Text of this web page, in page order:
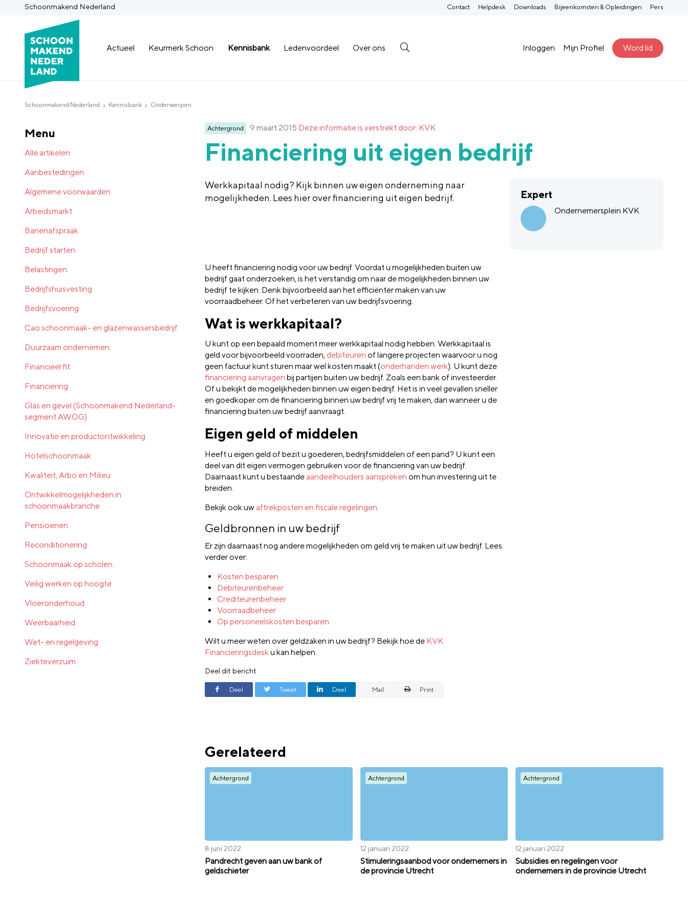
Schoonmakend Nederland
Actueel Keurmerk Schoon Kennisbank Ledenvoordeel Over ons Inloggen Mijn Profiel Word lid
Contact Helpdesk Downloads Bijeenkomsten & Opleidingen Pers
Schoonmakend Nederland Kennisbank Onderwerpen
Achtergrond 9 maart 2015 Deze informatie is verstrekt door: KVK
Financiering uit eigen bedrijf
Werkkapitaal nodig? Kijk binnen uw eigen onderneming naar
mogelijkheden. Lees hier over financiering uit eigen bedrijf.
Expert
Ondernemersplein KVK
U heeft financiering nodig voor uw bedrijf. Voordat u mogelijkheden buiten uw
bedrijf gaat onderzoeken, is het verstandig om naar de mogelijkheden binnen uw
bedrijf te kijken. Denk bijvoorbeeld aan het efficiënter maken van uw
voorraadbeheer. Of het verbeteren van uw bedrijfsvoering.
Wat is werkkapitaal?
U kunt op een bepaald moment meer werkkapitaal nodig hebben. Werkkapitaal is
geld voor bijvoorbeeld voorraden, debiteuren of langere projecten waarvoor u nog
geen factuur kunt sturen maar wel kosten maakt (onderhanden werk). U kunt deze
financiering aanvragen bij partijen buiten uw bedrijf. Zoals een bank of investeerder.
Of u bekijkt de mogelijkheden binnen uw eigen bedrijf. Het is in veel gevallen sneller
en goedkoper om de financiering binnen uw bedrijf vrij te maken, dan wanneer u de
financiering buiten uw bedrijf aanvraagt.
Eigen geld of middelen
Heeft u eigen geld of bezit u goederen, bedrijfsmiddelen of een pand? U kunt een
deel van dit eigen vermogen gebruiken voor de financiering van uw bedrijf.
Daarnaast kunt u bestaande aandeelhouders aanspreken om hun investering uit te
breiden.
Bekijk ook uw aftrekposten en fiscale regelingen.
Geldbronnen in uw bedrijf
Er zijn daarnaast nog andere mogelijkheden om geld vrij te maken uit uw bedrijf. Lees
verder over:
Kosten besparen
Debiteurenbeheer
Crediteurenbeheer
Voorraadbeheer
Op personeelskosten besparen
Wilt u meer weten over geldzaken in uw bedrijf? Bekijk hoe de KVK
Financieringsdesku kan helpen.
Deel dit bericht
Deel Tweet Deel Mail Print
Gerelateerd
Achtergrond
8 juni 2022
Pandrecht geven aan uw bank of
geldschieter
Achtergrond
12 januari 2022
Stimuleringsaanbod voor ondernemers in
de provincie Utrecht
Achtergrond
12 januari 2022
Subsidies en regelingen voor
ondernemers in de provincie Utrecht
Menu
Alle artikelen
Aanbestedingen
Algemene voorwaarden
Arbeidsmarkt
Banenafspraak
Bedrijf starten
Belastingen
Bedrijfshuisvesting
Bedrijfsvoering
Cao schoonmaak- en glazenwassersbedrijf
Duurzaam ondernemen
Financieel fit
Financiering
Glas en gevel (Schoonmakend Nederland-
segment AWOG)
Innovatie en productontwikkeling
Hotelschoonmaak
Kwaliteit, Arbo en Milieu
Ontwikkelmogelijkheden in
schoonmaakbranche
Pensioenen
Reconditionering
Schoonmaak op scholen
Veilig werken op hoogte
Vloeronderhoud
Weerbaarheid
Wet- en regelgeving
Ziekteverzuim